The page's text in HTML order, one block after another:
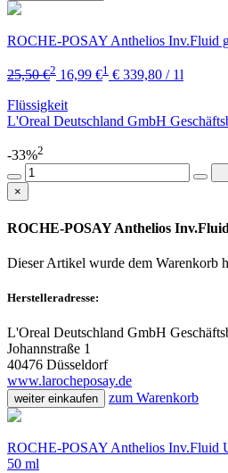
ROCHE-POSAY Anthelios Inv.Fluid
25,50 €2 16,99 €1 € 339,80 / 1l
Flüssigkeit
L'Oreal Deutschland GmbH
-33%2
×
ROCHE-POSAY Anthelios
Dieser Artikel wurde dem Warenkorb
Herstelleradresse:
L'Oreal Deutschland GmbH
Johannstraße 1
40476 Düsseldorf
www.larocheposay.de
weiter einkaufen zum Warenkorb
ROCHE-POSAY Anthelios Inv.Fluid
50 ml